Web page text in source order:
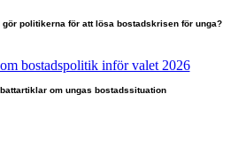
politikerna för att lösa bostadskrisen för unga?
om ungas bostadssituation